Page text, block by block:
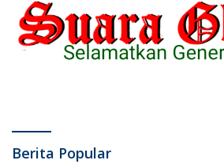
Berita Popular